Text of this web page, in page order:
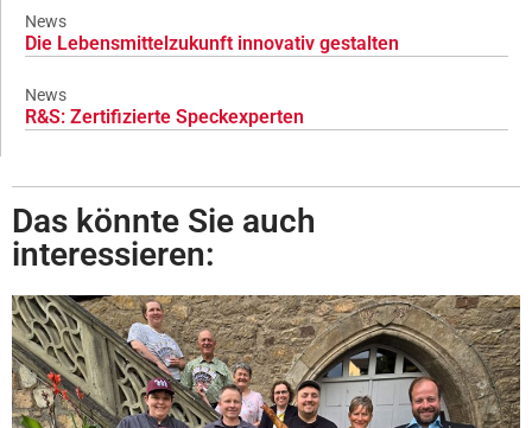
News
Die Lebensmittelzukunft innovativ gestalten
News
R&S: Zertifizierte Speckexperten
Das könnte Sie auch
interessieren: